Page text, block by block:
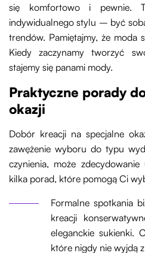
się komfortowo i pewnie.
indywidualnego stylu – być
trendów. Pamiętajmy, że moda
Kiedy zaczynamy tworzyć
stajemy się panami mody.
Praktyczne porady
okazji
Dobór kreacji na specjalne
zawężenie wyboru do typu
czynienia, może zdecydowanie
kilka porad, które pomogą Ci
Formalne spotkania
kreacji
eleganckie sukienki.
które nigdy nie wyjdą